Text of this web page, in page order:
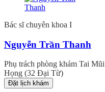
Bác sĩ chuyên khoa I
Nguyễn Trần Thanh
Phụ trách phòng khám Tai Mũi
Họng (32 Đại Từ)
Đặt lịch khám